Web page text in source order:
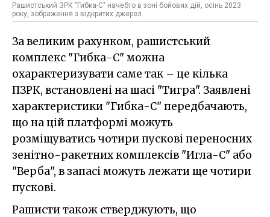
Рашистський ЗРК "Гибка-С" начебто в зоні бойових дій, осінь 2023
року, зображення з відкритих джерел
За великим рахунком, рашистський
комплекс "Гибка-С" можна
охарактеризувати саме так – це кілька
ПЗРК, встановлені на шасі "Тигра". Заявлені
характеристики "Гибка-С" передбачають,
що на цій платформі можуть
розміщуватись чотири пускові переносних
зенітно-ракетних комплексів "Игла-С" або
"Верба", в запасі можуть лежати ще чотири
пускові.
Рашисти також стверджують, що